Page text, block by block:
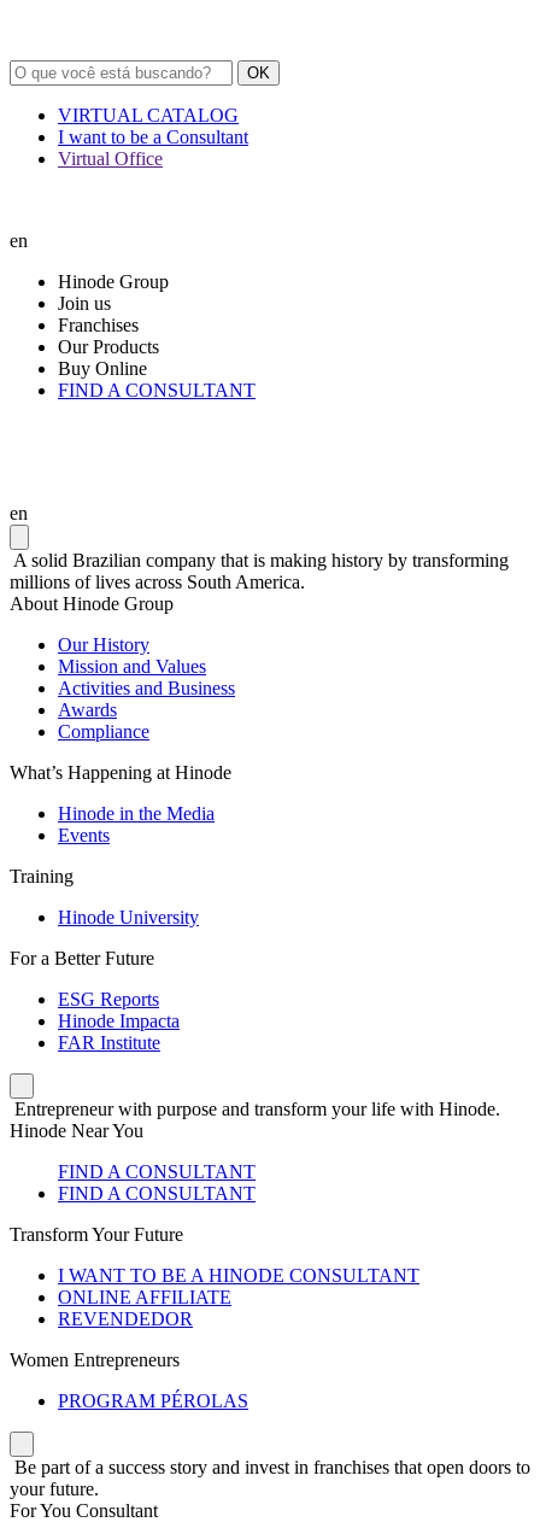
OK
VIRTUAL CATALOG
I want to be a Consultant
Virtual Office
en
Hinode Group
Join us
Franchises
Our Products
Buy Online
FIND A CONSULTANT
en
A solid Brazilian company that is making history by transforming
millions of lives across South America.
About Hinode Group
Our History
Mission and Values
Activities and Business
Awards
Compliance
What’s Happening at Hinode
Hinode in the Media
Events
Training
Hinode University
For a Better Future
ESG Reports
Hinode Impacta
FAR Institute
Entrepreneur with purpose and transform your life with Hinode.
Hinode Near You
FIND A CONSULTANT
FIND A CONSULTANT
Transform Your Future
I WANT TO BE A HINODE CONSULTANT
ONLINE AFFILIATE
REVENDEDOR
Women Entrepreneurs
PROGRAM PÉROLAS
Be part of a success story and invest in franchises that open doors to
your future.
For You Consultant